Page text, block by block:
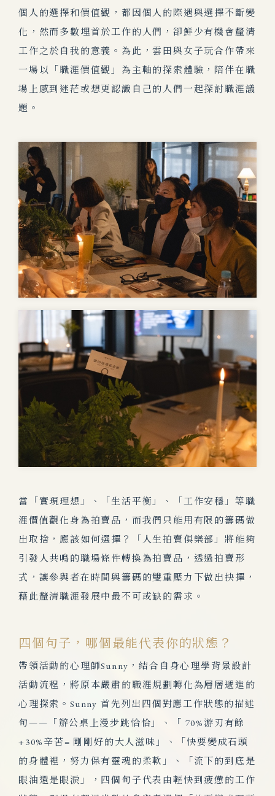
個人的選擇和價值觀，都因個人的際遇與選擇不斷變
化，然而多數埋首於工作的人們，卻鮮少有機會釐清
工作之於自我的意義。為此，雲田與女子玩合作帶來
一場以「職涯價值觀」為主軸的探索體驗，陪伴在職
場上感到迷茫或想更認識自己的人們一起探討職涯議
題 。
當「 實現理想」、「生活平衡」、「工作安穩」等職
涯價值觀化身為拍賣品，而我們只能用有限的籌碼做
出取捨，應該如何選擇？「人生拍賣俱樂部」將能夠
引發人共鳴的職場條件轉換為拍賣品，透過拍賣形
式， 讓參與者在時間與籌碼的雙重壓力下做出抉擇，
藉此釐清職涯發展中最不可或缺的需求 。
四個句子，哪個最能代表你的狀態？
帶領活動的心理師Sunny，結合自身心理學背景設計
活動流程，將原本嚴肅的職涯規劃轉化為層層遞進的
心理探索。Sunny 首先列出四個對應工作狀態的描述
句——「辦公桌上漫步跳恰恰」、「 70% 游刃有餘
+30%辛苦= 剛剛好的大人滋味」、「快要變成石頭
的身體裡，努力保有靈魂的柔軟」、「流下的到底是
眼油還是眼淚」，四個句子代表由輕快到疲憊的工作